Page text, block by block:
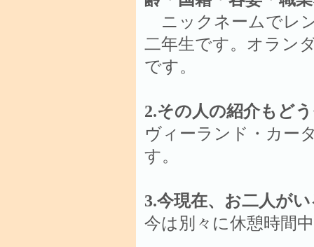
ニックネームでレ
二年生です。オラン
です。
2.その人の紹介もど
ヴィーランド・カー
す。
3.今現在、お二人が
今は別々に休憩時間